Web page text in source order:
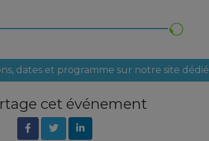
dates et programme sur notre site dédié
cet événement